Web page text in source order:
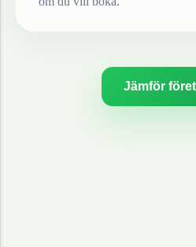
Jämför